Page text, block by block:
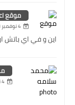
موقع
4 نوفمبر 2018 في 11:39 م
اين و في اي
4 نوفمبر 2018 في 12:17 م